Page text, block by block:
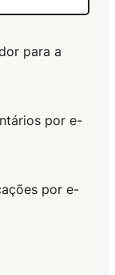
para a
por e-
por e-